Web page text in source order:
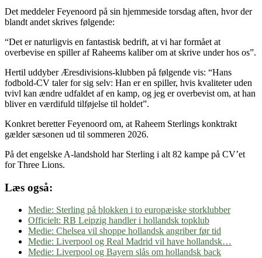
Det meddeler Feyenoord på sin hjemmeside torsdag aften, hvor der
blandt andet skrives følgende:
“Det er naturligvis en fantastisk bedrift, at vi har formået at
overbevise en spiller af Raheems kaliber om at skrive under hos os”.
Hertil uddyber Æresdivisions-klubben på følgende vis: “Hans
fodbold-CV taler for sig selv: Han er en spiller, hvis kvaliteter uden
tvivl kan ændre udfaldet af en kamp, og jeg er overbevist om, at han
bliver en værdifuld tilføjelse til holdet”.
Konkret beretter Feyenoord om, at Raheem Sterlings konktrakt
gælder sæsonen ud til sommeren 2026.
På det engelske A-landshold har Sterling i alt 82 kampe på CV’et
for Three Lions.
Læs også:
Medie: Sterling på blokken i to europæiske storklubber
Officielt: RB Leipzig handler i hollandsk topklub
Medie: Chelsea vil shoppe hollandsk angriber før tid
Medie: Liverpool og Real Madrid vil have hollandsk…
Medie: Liverpool og Bayern slås om hollandsk back